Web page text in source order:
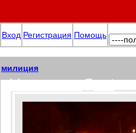
video.xoxma@net
Вход Регистрация Помощь
милиция